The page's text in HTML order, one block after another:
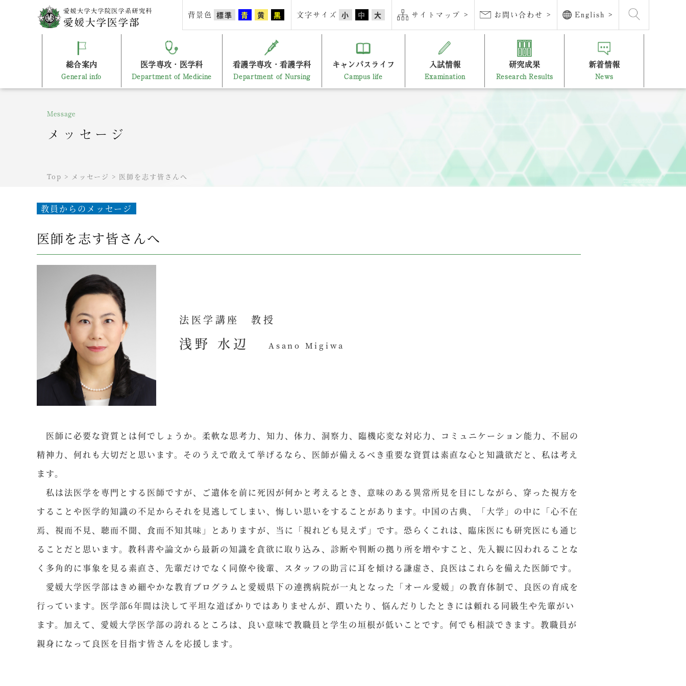
背景色 標準 青 黄 黒 文字サイズ 小 中 大 サイトマップ > お問い合わせ > English >
総合案内
General info
医学専攻・医学科
Department of Medicine
看護学専攻・看護学科
Department of Nursing
キャンパスライフ
Campus life
入試情報
Examination
研究成果
Research Results
新着情報
News
Message
メッセージ
Top > メッセージ > 医師を志す皆さんへ
教員からのメッセージ
医師を志す皆さんへ
法医学講座 教授
浅野 水辺 Asano Migiwa
医師に必要な資質とは何でしょうか。柔軟な思考力、知力、体力、洞察力、臨機応変な対応力、コミュニケーション能力、不屈の
精神力、何れも大切だと思います。そのうえで敢えて挙げるなら、医師が備えるべき重要な資質は素直な心と知識欲だと、私は考え
ます。
私は法医学を専門とする医師ですが、ご遺体を前に死因が何かと考えるとき、意味のある異常所見を目にしながら、穿った視方を
することや医学的知識の不足からそれを見逃してしまい、悔しい思いをすることがあります。中国の古典、「大学」の中に「心不在
焉、視而不見、聴而不聞、食而不知其味」とありますが、当に「視れども見えず」です。恐らくこれは、臨床医にも研究医にも通じ
ることだと思います。教科書や論文から最新の知識を貪欲に取り込み、診断や判断の拠り所を増やすこと、先入観に囚われることな
く多角的に事象を見る素直さ、先輩だけでなく同僚や後輩、スタッフの助言に耳を傾ける謙虚さ、良医はこれらを備えた医師です。
愛媛大学医学部はきめ細やかな教育プログラムと愛媛県下の連携病院が一丸となった「オール愛媛」の教育体制で、良医の育成を
行っています。医学部6年間は決して平坦な道ばかりではありませんが、躓いたり、悩んだりしたときには頼れる同級生や先輩がい
ます。加えて、愛媛大学医学部の誇れるところは、良い意味で教職員と学生の垣根が低いことです。何でも相談できます。教職員が
親身になって良医を目指す皆さんを応援します。